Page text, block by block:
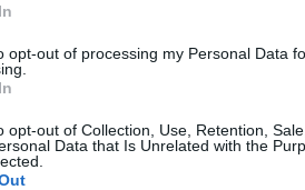
opt-out of processing my Personal Data
opt-out of Collection, Use, Retention,
Data that Is Unrelated with the
Η θερμοκρασία θα κυμανθεί
από μεταβλητές